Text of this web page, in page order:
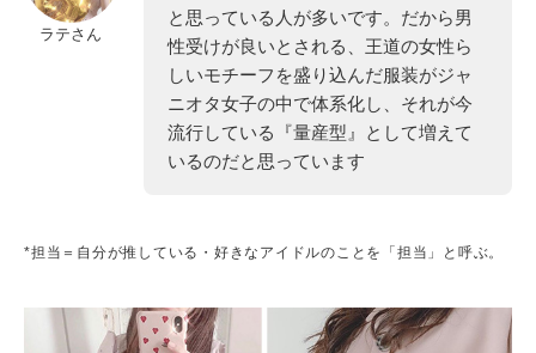
ラテさん
と思っている人が多いです。だから男
性受けが良いとされる、王道の女性ら
しいモチーフを盛り込んだ服装がジャ
ニオタ女子の中で体系化し、それが今
流行している『量産型』として増えて
いるのだと思っています
*担当＝自分が推している・好きなアイドルのことを「担当」と呼ぶ。